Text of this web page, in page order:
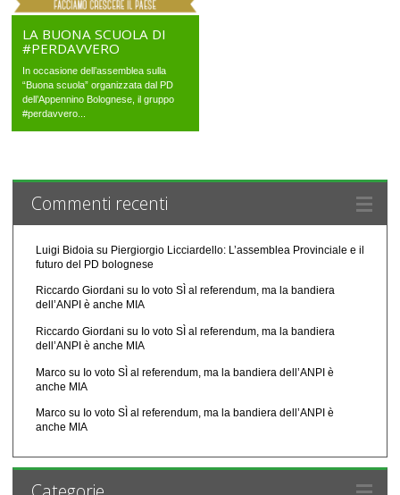
LA BUONA SCUOLA DI
#PERDAVVERO
In occasione dell’assemblea sulla
“Buona scuola” organizzata dal PD
dell’Appennino Bolognese, il gruppo
#perdavvero...
Commenti recenti
Luigi Bidoia su Piergiorgio Licciardello: L’assemblea Provinciale e il
futuro del PD bolognese
Riccardo Giordani su Io voto SÌ al referendum, ma la bandiera
dell’ANPI è anche MIA
Riccardo Giordani su Io voto SÌ al referendum, ma la bandiera
dell’ANPI è anche MIA
Marcosu Io voto SÌ al referendum, ma la bandiera dell’ANPI è
anche MIA
Marcosu Io voto SÌ al referendum, ma la bandiera dell’ANPI è
anche MIA